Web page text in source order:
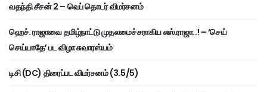
வதந்தி சீசன் 2 – வெப் தொடர் விமர்சனம்
ஹெச். ராஜாவை தமிழ்நாட்டு முதலமைச்சராகிய எஸ்.ராஜா..! – ‘செய்
செய்யாதே’ பட விழா சுவாரஸ்யம்
டிசி (DC) திரைப்பட விமர்சனம் (3.5/5)